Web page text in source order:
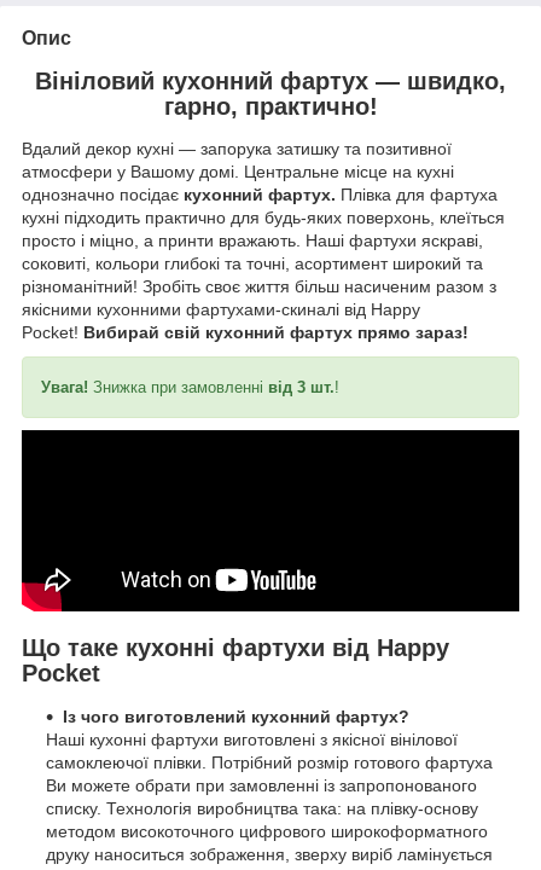
Опис
Вініловий кухонний фартух — швидко,
гарно, практично!
Вдалий декор кухні — запорука затишку та позитивної
атмосфери у Вашому домі. Центральне місце на кухні
однозначно посідає кухонний фартух. Плівка для фартуха
кухні підходить практично для будь-яких поверхонь, клеїться
просто і міцно, а принти вражають. Наші фартухи яскраві,
соковиті, кольори глибокі та точні, асортимент широкий та
різноманітний! Зробіть своє життя більш насиченим разом з
якісними кухонними фартухами-скиналі від Happy
Pocket! Вибирай свій кухонний фартух прямо зараз!
Увага! Знижка при замовленні від 3 шт.!
Що таке кухонні фартухи від Happy
Pocket
Із чого виготовлений кухонний фартух?
Наші кухонні фартухи виготовлені з якісної вінілової
самоклеючої плівки. Потрібний розмір готового фартуха
Ви можете обрати при замовленні із запропонованого
списку. Технологія виробництва така: на плівку-основу
методом високоточного цифрового широкоформатного
друку наноситься зображення, зверху виріб ламінується